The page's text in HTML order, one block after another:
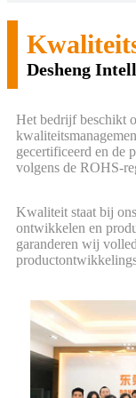
Desheng
Het bedrijf beschikt
gecertificeerd en de
volgens de ROHS-
Kwaliteit staat bij
ontwikkelen en
garanderen wij